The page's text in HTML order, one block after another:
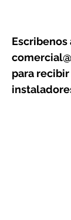
Escribenos
para